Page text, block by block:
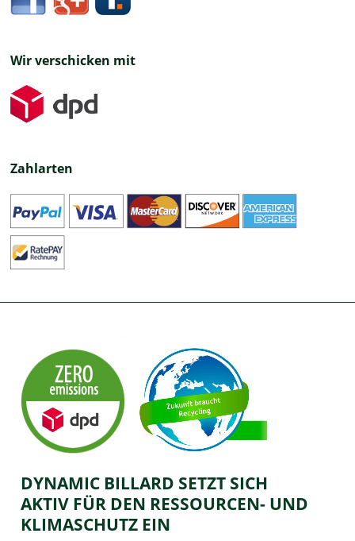
Wir verschicken mit
Zahlarten
DYNAMIC BILLARD SETZT SICH
AKTIV FÜR DEN RESSOURCEN- UND
KLIMASCHUTZ EIN